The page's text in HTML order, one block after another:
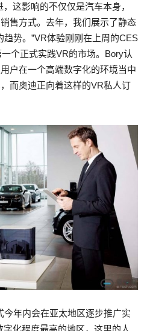
这影响的不仅仅是汽车本身，
售方式。去年，我们展示了静态
势。”VR体验刚刚在上周的CES
个正式实践VR的市场。Bory认
户在一个高端数字化的环境当中
而奥迪正向着这样的VR私人订
年内会在亚太地区逐步推广实
化程度最高的地区，这里的人